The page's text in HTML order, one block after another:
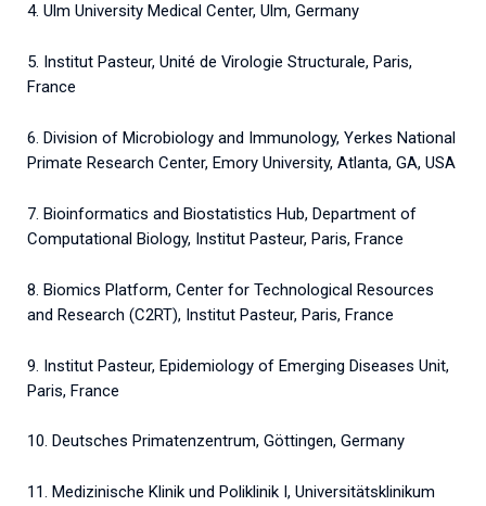
4. Ulm University Medical Center, Ulm, Germany
5. Institut Pasteur, Unité de Virologie Structurale, Paris,
France
6. Division of Microbiology and Immunology, Yerkes National
Primate Research Center, Emory University, Atlanta, GA, USA
7. Bioinformatics and Biostatistics Hub, Department of
Computational Biology, Institut Pasteur, Paris, France
8. Biomics Platform, Center for Technological Resources
and Research (C2RT), Institut Pasteur, Paris, France
9. Institut Pasteur, Epidemiology of Emerging Diseases Unit,
Paris, France
10. Deutsches Primatenzentrum, Göttingen, Germany
11. Medizinische Klinik und Poliklinik I, Universitätsklinikum